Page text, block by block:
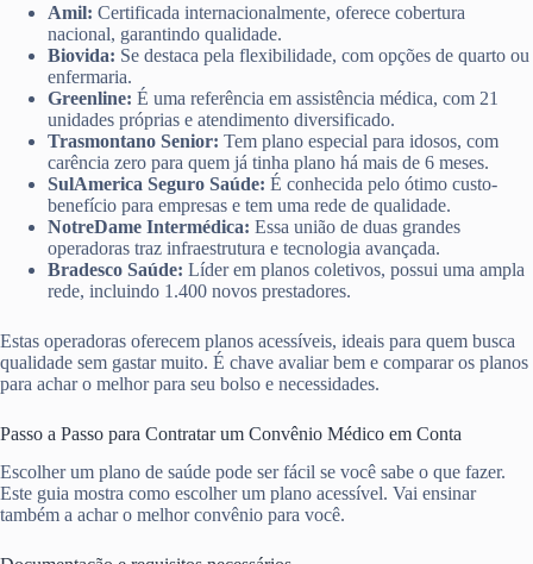
Amil: Certificada internacionalmente, oferece cobertura
nacional, garantindo qualidade.
Biovida: Se destaca pela flexibilidade, com opções de quarto ou
enfermaria.
Greenline: É uma referência em assistência médica, com 21
unidades próprias e atendimento diversificado.
Trasmontano Senior: Tem plano especial para idosos, com
carência zero para quem já tinha plano há mais de 6 meses.
SulAmerica Seguro Saúde: É conhecida pelo ótimo custo-
benefício para empresas e tem uma rede de qualidade.
NotreDame Intermédica: Essa união de duas grandes
operadoras traz infraestrutura e tecnologia avançada.
Bradesco Saúde: Líder em planos coletivos, possui uma ampla
rede, incluindo 1.400 novos prestadores.
Estas operadoras oferecem planos acessíveis, ideais para quem busca
qualidade sem gastar muito. É chave avaliar bem e comparar os planos
para achar o melhor para seu bolso e necessidades.
Passo a Passo para Contratar um Convênio Médico em Conta
Escolher um plano de saúde pode ser fácil se você sabe o que fazer.
Este guia mostra como escolher um plano acessível. Vai ensinar
também a achar o melhor convênio para você.